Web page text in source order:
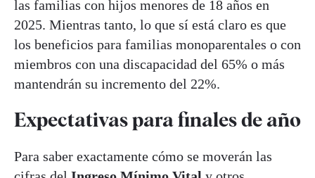
las familias con hijos menores de 18 años en
2025. Mientras tanto, lo que sí está claro es que
los beneficios para familias monoparentales o con
miembros con una discapacidad del 65% o más
mantendrán su incremento del 22%.
Expectativas para finales de año
Para saber exactamente cómo se moverán las